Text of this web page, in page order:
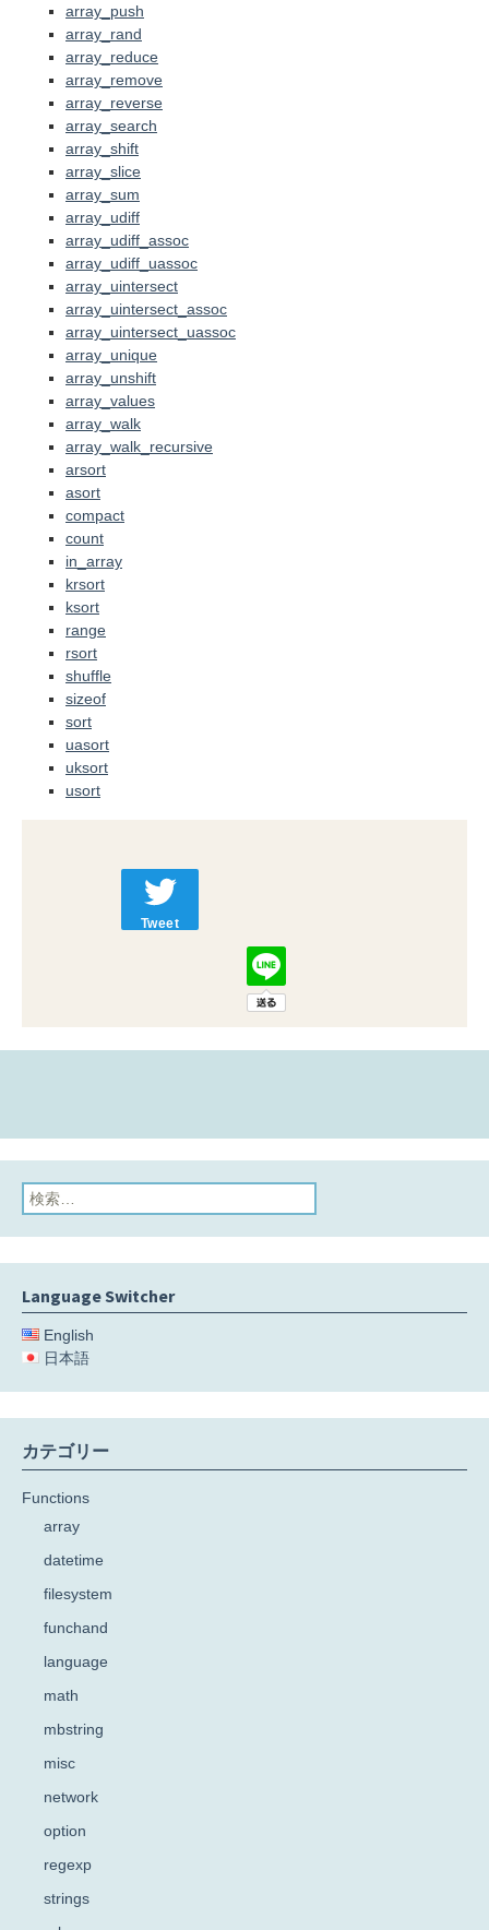
array_push
array_rand
array_reduce
array_remove
array_reverse
array_search
array_shift
array_slice
array_sum
array_udiff
array_udiff_assoc
array_udiff_uassoc
array_uintersect
array_uintersect_assoc
array_uintersect_uassoc
array_unique
array_unshift
array_values
array_walk
array_walk_recursive
arsort
asort
compact
count
in_array
krsort
ksort
range
rsort
shuffle
sizeof
sort
uasort
uksort
usort
Tweet
検
索:
Language Switcher
English
日本語
カテゴリー
Functions
array
datetime
filesystem
funchand
language
math
mbstring
misc
network
option
regexp
strings